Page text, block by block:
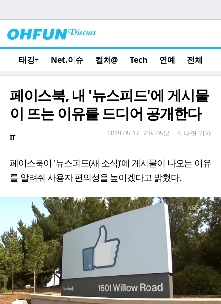
태깅+ Net.이슈 컬처@ Tech 연예 전체
페이스북, 내 '뉴스피드'에 게시물
이 뜨는 이유를 드디어 공개한다
IT
2019.05.17. 20시05분 이나연 기자
페이스북이 '뉴스피드(새 소식)'에 게시물이 나오는 이유
를 알려줘 사용자 편의성을 높이겠다고 밝혔다.